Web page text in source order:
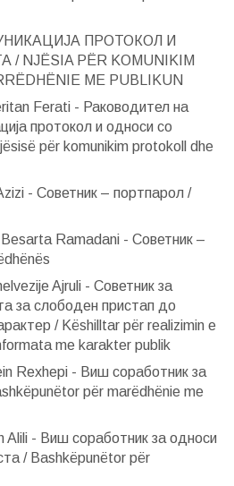
ПРОТОКОЛ И
NJËSIA PËR KOMUNIKIM
ME PUBLIKUN
Ferati - Раководител на
протокол и односи со
për komunikim protokoll dhe
- Советник – портпарол /
Ramadani - Советник –
Ajruli - Советник за
за слободен пристап до
/ Këshilltar për realizimin e
me karakter publik
Rexhepi - Виш соработник за
për marëdhënie me
Alili - Виш соработник за односи
/ Bashkëpunëtor për